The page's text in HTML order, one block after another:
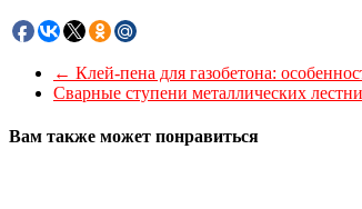
← Клей-пена для газобетона:
Сварные ступени металлических
Вам также может понравиться